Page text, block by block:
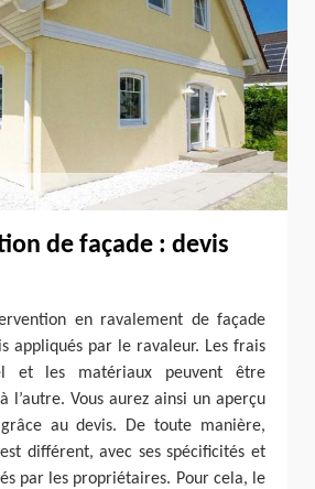
de façade : devis
en ravalement de façade
appliqués par le ravaleur. Les frais
et les matériaux peuvent être
l’autre. Vous aurez ainsi un aperçu
au devis. De toute manière,
différent, avec ses spécificités et
par les propriétaires. Pour cela, le